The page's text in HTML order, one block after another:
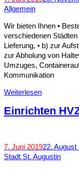
Allgemein
Wir bieten Ihnen •
verschiedenen
Lieferung, • b) zur
zur Abholung von
Umzuges,
Kommunikation
Weiterlesen
Einrichten
7. Juni 201922. August
Stadt St. Augustin